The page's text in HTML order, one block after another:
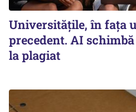
Universitățile, în fața
precedent. AI
la plagiat